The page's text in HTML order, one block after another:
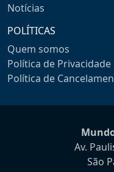
Notícias
POLÍTICAS
Quem somos
Política de Privacidade
Política de
Av.
São